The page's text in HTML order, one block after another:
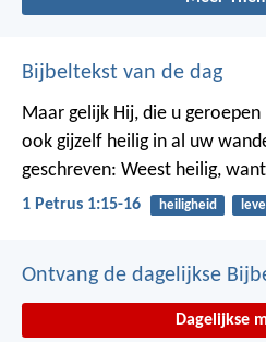
Bijbeltekst van de dag
Maar gelijk Hij, die u
ook gijzelf heilig in al uw
geschreven: Weest heilig,
1 Petrus 1:15-16 heiligheid
Ontvang de dagelijkse
Dagelijkse